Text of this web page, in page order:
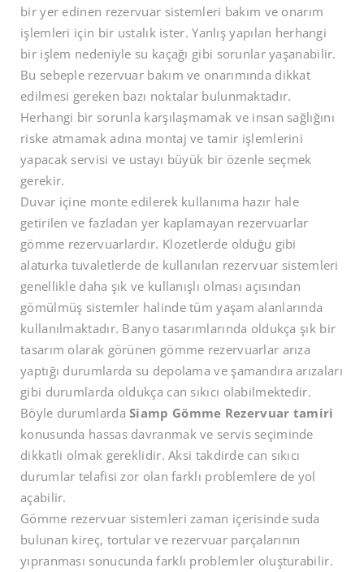
bir yer edinen rezervuar sistemleri bakım ve onarım
işlemleri için bir ustalık ister. Yanlış yapılan herhangi
bir işlem nedeniyle su kaçağı gibi sorunlar yaşanabilir.
Bu sebeple rezervuar bakım ve onarımında dikkat
edilmesi gereken bazı noktalar bulunmaktadır.
Herhangi bir sorunla karşılaşmamak ve insan sağlığını
riske atmamak adına montaj ve tamir işlemlerini
yapacak servisi ve ustayı büyük bir özenle seçmek
gerekir.
Duvar içine monte edilerek kullanıma hazır hale
getirilen ve fazladan yer kaplamayan rezervuarlar
gömme rezervuarlardır. Klozetlerde olduğu gibi
alaturka tuvaletlerde de kullanılan rezervuar sistemleri
genellikle daha şık ve kullanışlı olması açısından
gömülmüş sistemler halinde tüm yaşam alanlarında
kullanılmaktadır. Banyo tasarımlarında oldukça şık bir
tasarım olarak görünen gömme rezervuarlar arıza
yaptığı durumlarda su depolama ve şamandıra arızaları
gibi durumlarda oldukça can sıkıcı olabilmektedir.
Böyle durumlardaSiamp Gömme Rezervuar tamiri
konusunda hassas davranmak ve servis seçiminde
dikkatli olmak gereklidir. Aksi takdirde can sıkıcı
durumlar telafisi zor olan farklı problemlere de yol
açabilir.
Gömme rezervuar sistemleri zaman içerisinde suda
bulunan kireç, tortular ve rezervuar parçalarının
yıpranması sonucunda farklı problemler oluşturabilir.